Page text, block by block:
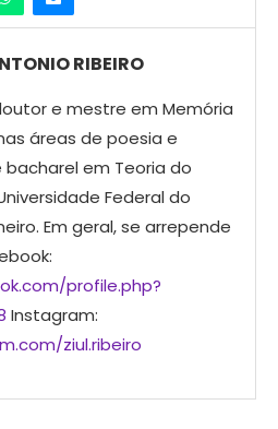
RIBEIRO
e mestre em Memória
áreas de poesia e
em Teoria do
Federal do
Em geral, se arrepende
profile.php?
Instagram:
ziul.ribeiro